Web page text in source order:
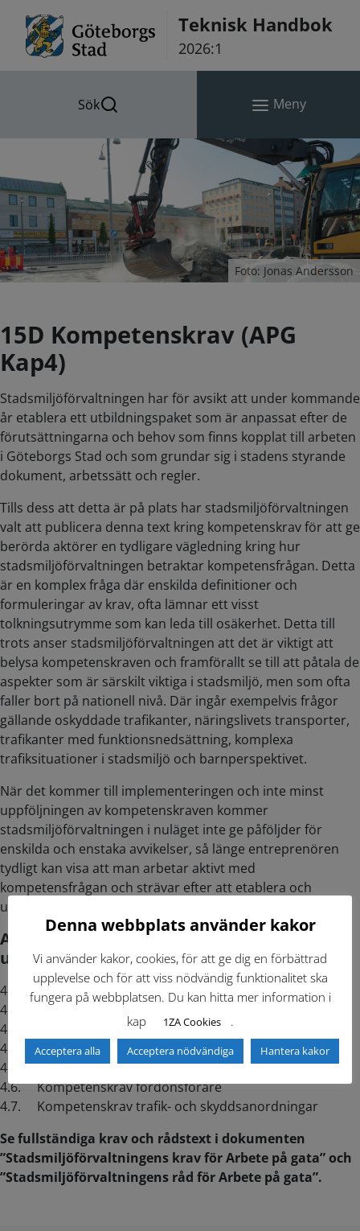
Teknisk Handbok
2026:1
Sök Meny
Foto: Jonas Andersson
15D Kompetenskrav (APG
Kap4)
Stadsmiljöförvaltningen har för avsikt att under kommande
år etablera ett utbildningspaket som är anpassat efter de
förutsättningarna och behov som finns kopplat till arbeten
i Göteborgs Stad och som grundar sig i stadens styrande
dokument, arbetssätt och regler.
Tills dess att detta är på plats har stadsmiljöförvaltningen
valt att publicera denna text kring kompetenskrav för att ge
berörda aktörer en tydligare vägledning kring hur
stadsmiljöförvaltningen betraktar kompetensfrågan. Detta
är en komplex fråga där enskilda definitioner och
formuleringar av krav, ofta lämnar ett visst
tolkningsutrymme som kan leda till osäkerhet. Detta till
trots anser stadsmiljöförvaltningen att det är viktigt att
belysa kompetenskraven och framförallt se till att påtala de
aspekter som är särskilt viktiga i stadsmiljö, men som ofta
faller bort på nationell nivå. Där ingår exempelvis frågor
gällande oskyddade trafikanter, näringslivets transporter,
trafikanter med funktionsnedsättning, komplexa
trafiksituationer i stadsmiljö och barnperspektivet.
När det kommer till implementeringen och inte minst
uppföljningen av kompetenskraven kommer
stadsmiljöförvaltningen i nuläget inte ge påföljder för
enskilda och enstaka avvikelser, så länge entreprenören
tydligt kan visa att man arbetar aktivt med
kompetensfrågan och strävar efter att etablera och
upprätthålla en kompetensnivå i linje med denna text.
APG kapitel 4 innehåller följande
underrubriker:
4.1. Övergångsregler för kompetens
4.2. Sammanställning av kompetens
4.3. Kompetenskrav grundkompetens
4.4. Kompetenskrav vägarbetare
4.5. Kompetenskrav vakt
4.6. Kompetenskrav fordonsförare
4.7. Kompetenskrav trafik- och skyddsanordningar
Se fullständiga krav och rådstext i dokumenten
”Stadsmiljöförvaltningens krav för Arbete på gata” och
”Stadsmiljöförvaltningens råd för Arbete på gata”.
Denna webbplats använder kakor
Vi använder kakor, cookies, för att ge dig en förbättrad
upplevelse och för att viss nödvändig funktionalitet ska
fungera på webbplatsen. Du kan hitta mer information i
kap
1ZA Cookies .
Acceptera alla Acceptera nödvändiga Hantera kakor